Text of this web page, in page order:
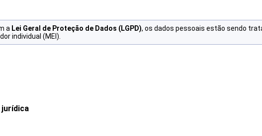
a Lei Geral de Proteção de Dados (LGPD), os dados pessoais estão sendo
individual (MEI).
jurídica